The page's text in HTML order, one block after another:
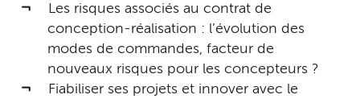
Les risques associés au contrat de
conception-réalisation : l’évolution des
modes de commandes, facteur de
nouveaux risques pour les concepteurs ?
Fiabiliser ses projets et innover avec le